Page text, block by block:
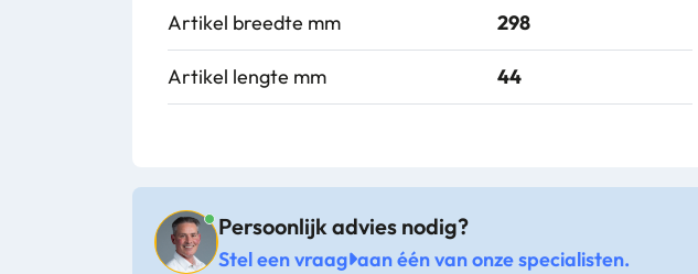
Artikel breedte mm 298
Artikel lengte mm 44
Persoonlijk advies nodig?
Stel een vraag aan één van onze specialisten.